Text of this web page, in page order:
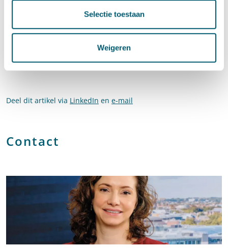
Selectie toestaan
Weigeren
Raadpleeghierde uitspraak van de Afdeling van 1 mei 2019.
eerder verschenen blog
Deel dit artikel via LinkedIn en e-mail
Contact